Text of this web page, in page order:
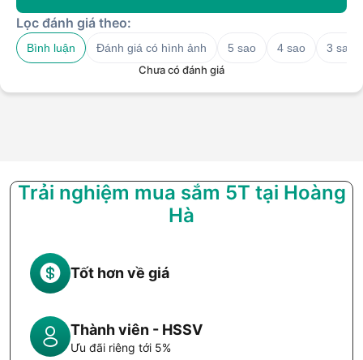
Lọc đánh giá theo:
Bình luận Đánh giá có hình ảnh 5 sao 4 sao
3 sao
Chưa có đánh giá
Trải nghiệm mua sắm 5T tại Hoàng
Hà
Tốt hơn về giá
Thành viên - HSSV
Ưu đãi riêng tới 5%